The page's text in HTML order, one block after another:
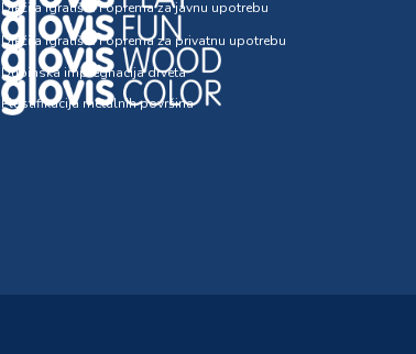
Dječija igrališta i oprema za javnu upotrebu
Dječija igrališta i oprema za privatnu upotrebu
Dubinska impregnacija drveta
Plastifikacija metalnih površina